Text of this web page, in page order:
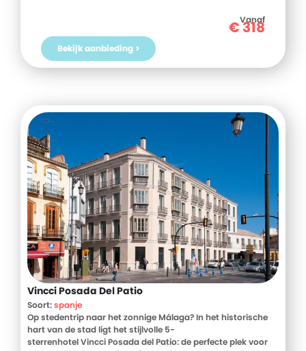
Vanaf
€318
Bekijk aanbieding >
Vincci Posada Del Patio
Soort:spanje
Op stedentrip naar het zonnige Málaga? In het historische
hart van de stad ligt het stijlvolle 5-
sterrenhotel Vincci Posada del Patio: de perfecte plek voor